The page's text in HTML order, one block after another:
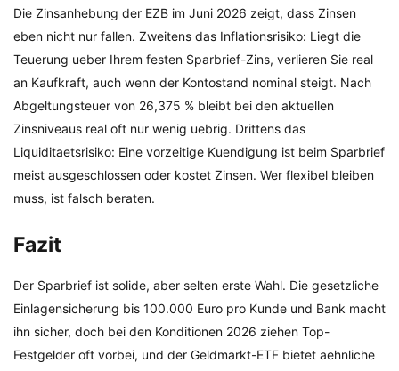
Die Zinsanhebung der EZB im Juni 2026 zeigt, dass Zinsen
eben nicht nur fallen. Zweitens das Inflationsrisiko: Liegt die
Teuerung ueber Ihrem festen Sparbrief-Zins, verlieren Sie real
an Kaufkraft, auch wenn der Kontostand nominal steigt. Nach
Abgeltungsteuer von 26,375 % bleibt bei den aktuellen
Zinsniveaus real oft nur wenig uebrig. Drittens das
Liquiditaetsrisiko: Eine vorzeitige Kuendigung ist beim Sparbrief
meist ausgeschlossen oder kostet Zinsen. Wer flexibel bleiben
muss, ist falsch beraten.
Fazit
Der Sparbrief ist solide, aber selten erste Wahl. Die gesetzliche
Einlagensicherung bis 100.000 Euro pro Kunde und Bank macht
ihn sicher, doch bei den Konditionen 2026 ziehen Top-
Festgelder oft vorbei, und der Geldmarkt-ETF bietet aehnliche